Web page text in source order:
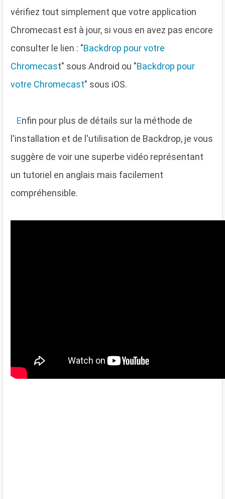
vérifiez tout simplement que votre application
Chromecast est à jour, si vous en avez pas encore
consulter le lien : "Backdrop pour votre
Chromecast" sous Android ou "Backdrop pour
votre Chromecast" sous iOS.
Enfin pour plus de détails sur la méthode de
l'installation et de l'utilisation de Backdrop, je vous
suggère de voir une superbe vidéo représentant
un tutoriel en anglais mais facilement
compréhensible.